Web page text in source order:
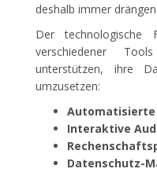
deshalb immer
Der technologische
verschiedener
unterstützen, ihre
umzusetzen:
Automatisierte
Interaktive
Datenschutz-